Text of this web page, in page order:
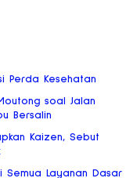
Perda Kesehatan
soal Jalan
Bersalin
Kaizen, Sebut
Semua Layanan Dasar